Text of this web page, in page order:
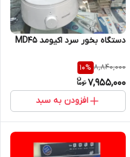
دستگاه بخور سرد اکیومد MD45
8,840,000
10%
7,955,000
افزودن به سبد